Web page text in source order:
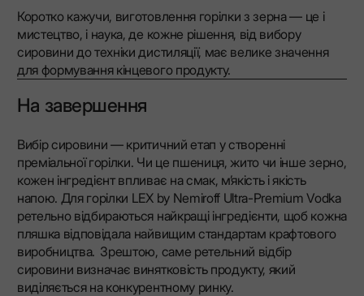
Коротко кажучи, виготовлення горілки з зерна — це і
мистецтво, і наука, де кожне рішення, від вибору
сировини до техніки дистиляції, має велике значення
для формування кінцевого продукту.
На завершення
Вибір сировини — критичний етап у створенні
преміальної горілки. Чи це пшениця, жито чи інше зерно,
кожен інгредієнт впливає на смак, м’якість і якість
напою. Для горілки LEX by Nemiroff Ultra-Premium Vodka
ретельно відбираються найкращі інгредієнти, щоб кожна
пляшка відповідала найвищим стандартам крафтового
виробництва. Зрештою, саме ретельний відбір
сировини визначає винятковість продукту, який
виділяється на конкурентному ринку.